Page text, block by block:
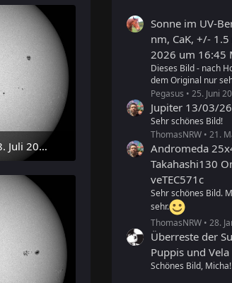
Sonne im Weißlicht am 28. Juli 2026 um 09:32 MESZ
Sonne im UV-
nm, CaK, +/-
2026 um 16:45
Dieses Bild - nach
dem Original nur
Pegasus
25. Juni
Jupiter 13/03/26
Sehr schönes Bild!
ThomasNRW
21.
Andromeda
Takahashi130
veTEC571c
Sehr schönes Bild.
sehr.
ThomasNRW
28.
Überreste der
Puppis und Vela
Schönes Bild, Micha!